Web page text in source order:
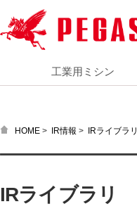
工業用ミシン
HOME > IR情報 > IRライブラリ
IRライブラリ